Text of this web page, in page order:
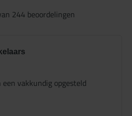
244 beoordelingen
vakkundig opgesteld